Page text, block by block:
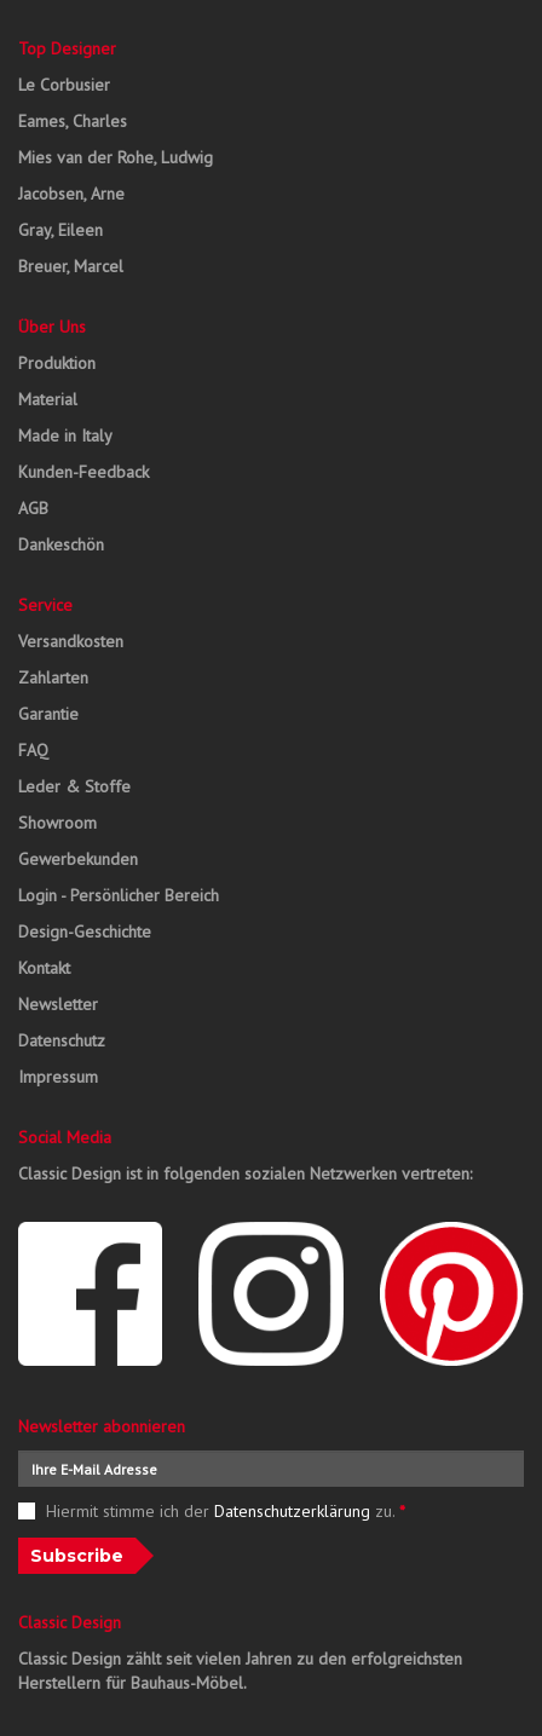
Top Designer
Le Corbusier
Eames, Charles
Mies van der Rohe, Ludwig
Jacobsen, Arne
Gray, Eileen
Breuer, Marcel
Über Uns
Produktion
Material
Made in Italy
Kunden-Feedback
AGB
Dankeschön
Service
Versandkosten
Zahlarten
Garantie
FAQ
Leder & Stoffe
Showroom
Gewerbekunden
Login - Persönlicher Bereich
Design-Geschichte
Kontakt
Newsletter
Datenschutz
Impressum
Social Media
Classic Design ist in folgenden sozialen Netzwerken vertreten:
Newsletter abonnieren
Hiermit stimme ich der Datenschutzerklärung zu. *
Subscribe
Classic Design
Classic Design zählt seit vielen Jahren zu den erfolgreichsten
Herstellern für Bauhaus-Möbel.